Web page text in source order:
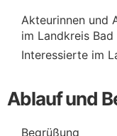
Akteurinnen und
im Landkreis Bad
Interessierte im
Ablauf und
Begrüßung